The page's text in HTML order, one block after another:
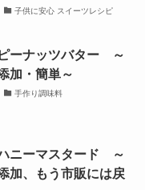
子供に安心 スイーツレシピ
ピーナッツバター ～
加・簡単～
手作り調味料
ハニーマスタード ～
加、もう市販には戻